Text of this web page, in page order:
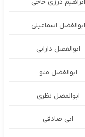
ابراهیم درزی حاجی
ابوالفضل اسماعیلی
ابوالفضل دارابی
ابوالفضل متو
ابوالفضل نظری
ابی صادقی